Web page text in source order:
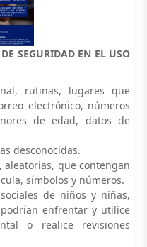
SEGURIDAD EN EL USO
rutinas, lugares que
electrónico, números
de edad, datos de
desconocidas.
que contengan
símbolos y números.
de niños y niñas,
enfrentar y utilice
o realice revisiones